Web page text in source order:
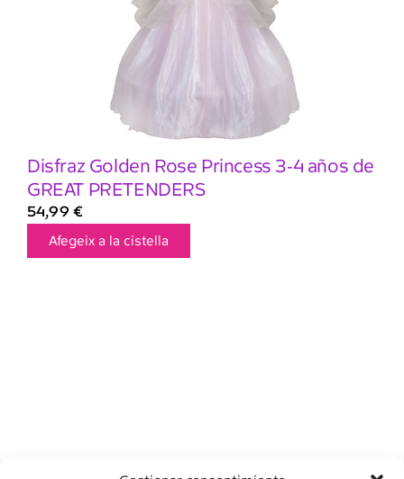
Disfraz Golden Rose Princess 3-4 años de
GREAT PRETENDERS
54,99 €
Afegeix a la cistella